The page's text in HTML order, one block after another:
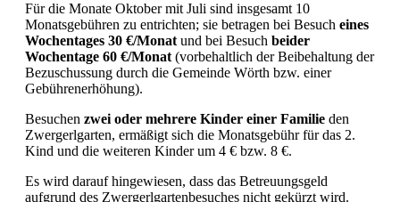
Für die Monate Oktober mit Juli sind insgesamt 10
Monatsgebühren zu entrichten; sie betragen bei Besuch eines
Wochentages 30 €/Monat und bei Besuch beider
Wochentage 60 €/Monat (vorbehaltlich der Beibehaltung der
Bezuschussung durch die Gemeinde Wörth bzw. einer
Gebührenerhöhung).
Besuchen zwei oder mehrere Kinder einer Familie den
Zwergerlgarten, ermäßigt sich die Monatsgebühr für das 2.
Kind und die weiteren Kinder um 4 € bzw. 8 €.
Es wird darauf hingewiesen, dass das Betreuungsgeld
aufgrund des Zwergerlgartenbesuches nicht gekürzt wird.